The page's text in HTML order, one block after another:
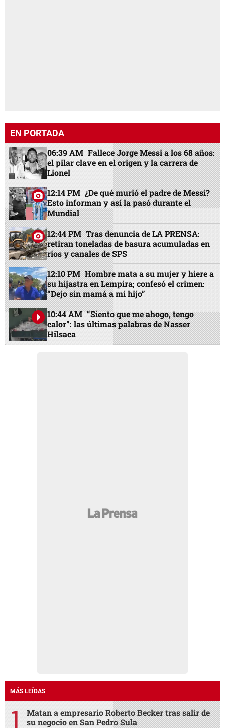
EN PORTADA
06:39 AM Fallece Jorge Messi a los 68 años:
el pilar clave en el origen y la carrera de
Lionel
12:14 PM ¿De qué murió el padre de Messi?
Esto informan y así la pasó durante el
Mundial
12:44 PM Tras denuncia de LA PRENSA:
retiran toneladas de basura acumuladas en
ríos y canales de SPS
12:10 PM Hombre mata a su mujer y hiere a
su hijastra en Lempira; confesó el crimen:
“Dejo sin mamá a mi hijo”
10:44 AM “Siento que me ahogo, tengo
calor”: las últimas palabras de Nasser
Hilsaca
MÁS LEÍDAS
Matan a empresario Roberto Becker tras salir de
su negocio en San Pedro Sula